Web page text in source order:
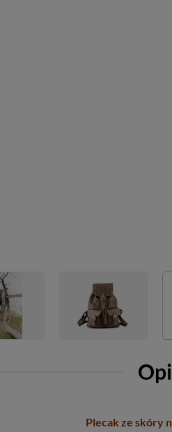
Plecak ze skóry